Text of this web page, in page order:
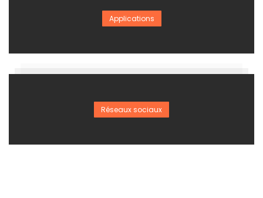
Applications
Réseaux sociaux